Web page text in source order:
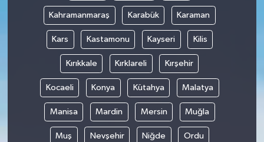
Kahramanmaraş Karabük Karaman
Kars Kastamonu Kayseri Kilis
Kırıkkale Kırklareli Kırşehir
Kocaeli Konya Kütahya Malatya
Manisa Mardin Mersin Muğla
Muş Nevşehir Niğde Ordu